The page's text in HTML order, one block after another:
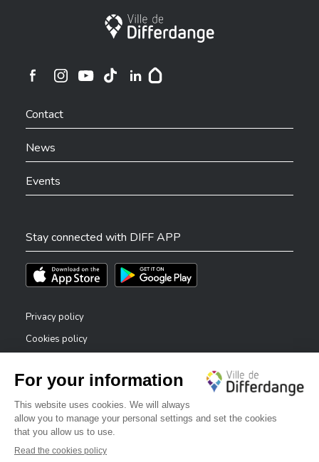
City of Differdange
Ville de Differdange sur Instagram
Contact
News
Events
Stay connected with DIFF APP
Téléchargez l'app sur l'App StoreTéléchargez l'app sur Play Store
Privacy policy
Cookies policy
Accessibility statement
Reporting system — whistleblowers
✕
Bonjour, comment puis-je vous aider ?